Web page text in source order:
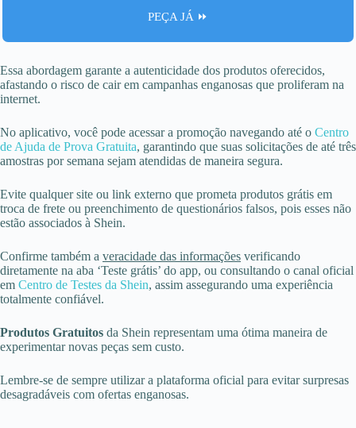
PEÇA JÁ ⏩
Essa abordagem garante a autenticidade dos produtos oferecidos,
afastando o risco de cair em campanhas enganosas que proliferam na
internet.
No aplicativo, você pode acessar a promoção navegando até o Centro
de Ajuda de Prova Gratuita, garantindo que suas solicitações de até três
amostras por semana sejam atendidas de maneira segura.
Evite qualquer site ou link externo que prometa produtos grátis em
troca de frete ou preenchimento de questionários falsos, pois esses não
estão associados à Shein.
Confirme também a veracidade das informações verificando
diretamente na aba ‘Teste grátis’ do app, ou consultando o canal oficial
em Centro de Testes da Shein, assim assegurando uma experiência
totalmente confiável.
Produtos Gratuitos da Shein representam uma ótima maneira de
experimentar novas peças sem custo.
Lembre-se de sempre utilizar a plataforma oficial para evitar surpresas
desagradáveis com ofertas enganosas.